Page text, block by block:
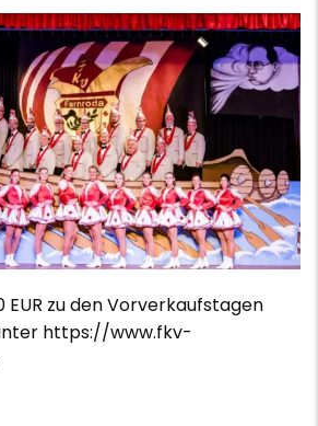
EUR zu den Vorverkaufstagen
https://www.fkv-